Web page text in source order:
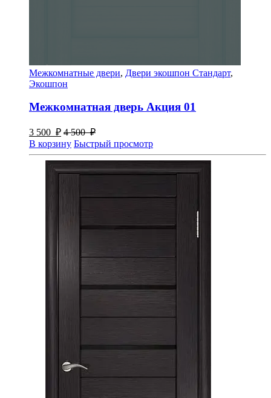
Межкомнатные двери, Двери экошпон Стандарт,
Экошпон
Межкомнатная дверь Акция 01
3 500 ₽ 4 500 ₽
В корзину Быстрый просмотр